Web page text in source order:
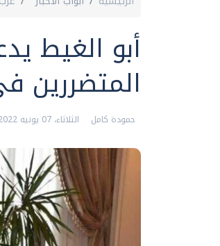
أبو الغيط
المتضررين
حمودة كامل الثلاثاء، 07 يونيه 2022 02:55 م